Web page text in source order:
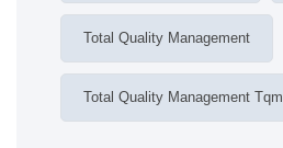
Total Quality Management
Total Quality Management Tqm